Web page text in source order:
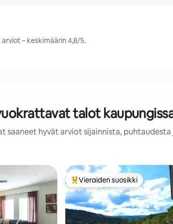
– keskimäärin 4,8/5.
talot
hyvät arviot sijainnista, puhtaudesta
Vieraiden suosikkien
Vieraiden suosikki